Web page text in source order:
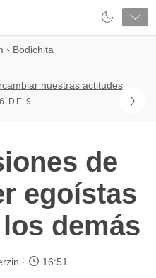
› Bodichita
nuestras actitudes
DE 9
de
egoístas
demás
16:51